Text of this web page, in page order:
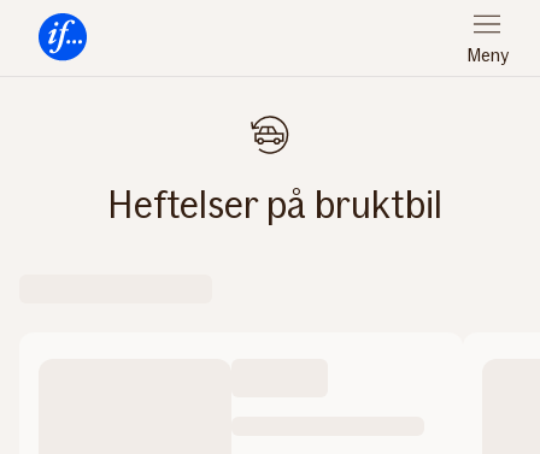
Meny
Heftelser på bruktbil